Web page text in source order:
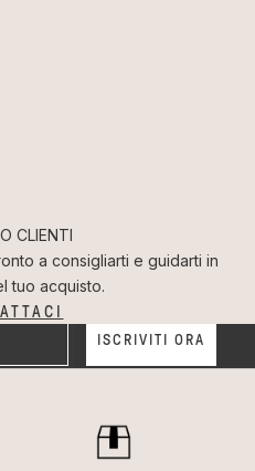
CLIENTI
a consigliarti e guidarti in
tuo acquisto.
primo ordine*
ISCRIVITI ORA